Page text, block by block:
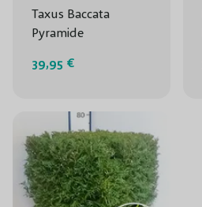
Taxus Baccata
Pyramide
39,95 €